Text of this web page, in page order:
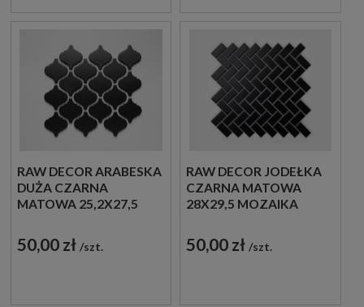
RAW DECOR ARABESKA
DUŻA CZARNA
MATOWA 25,2X27,5
DEKORACYJNA
50,00 zł szt.
RAW DECOR JODEŁKA
CZARNA MATOWA
28X29,5 MOZAIKA
50,00 zł szt.